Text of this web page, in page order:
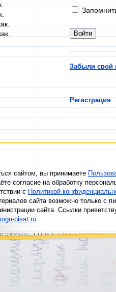
Забыли свой
Регистрация
сайтом, вы принимаете
согласие на обработку
сПолитикой
сайта возможно только с
сайта. Ссылки
pisat.ru